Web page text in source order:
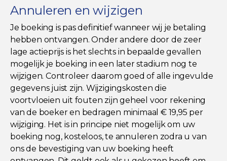
Annuleren en wijzigen
Je boeking is pas definitief wanneer wij je betaling
hebben ontvangen. Onder andere door de zeer
lage actieprijs is het slechts in bepaalde gevallen
mogelijk je boeking in een later stadium nog te
wijzigen. Controleer daarom goed of alle ingevulde
gegevens juist zijn. Wijzigingskosten die
voortvloeien uit fouten zijn geheel voor rekening
van de boeker en bedragen minimaal € 19,95 per
wijziging. Het is in principe niet mogelijk om uw
boeking nog, kosteloos, te annuleren zodra u van
ons de bevestiging van uw boeking heeft